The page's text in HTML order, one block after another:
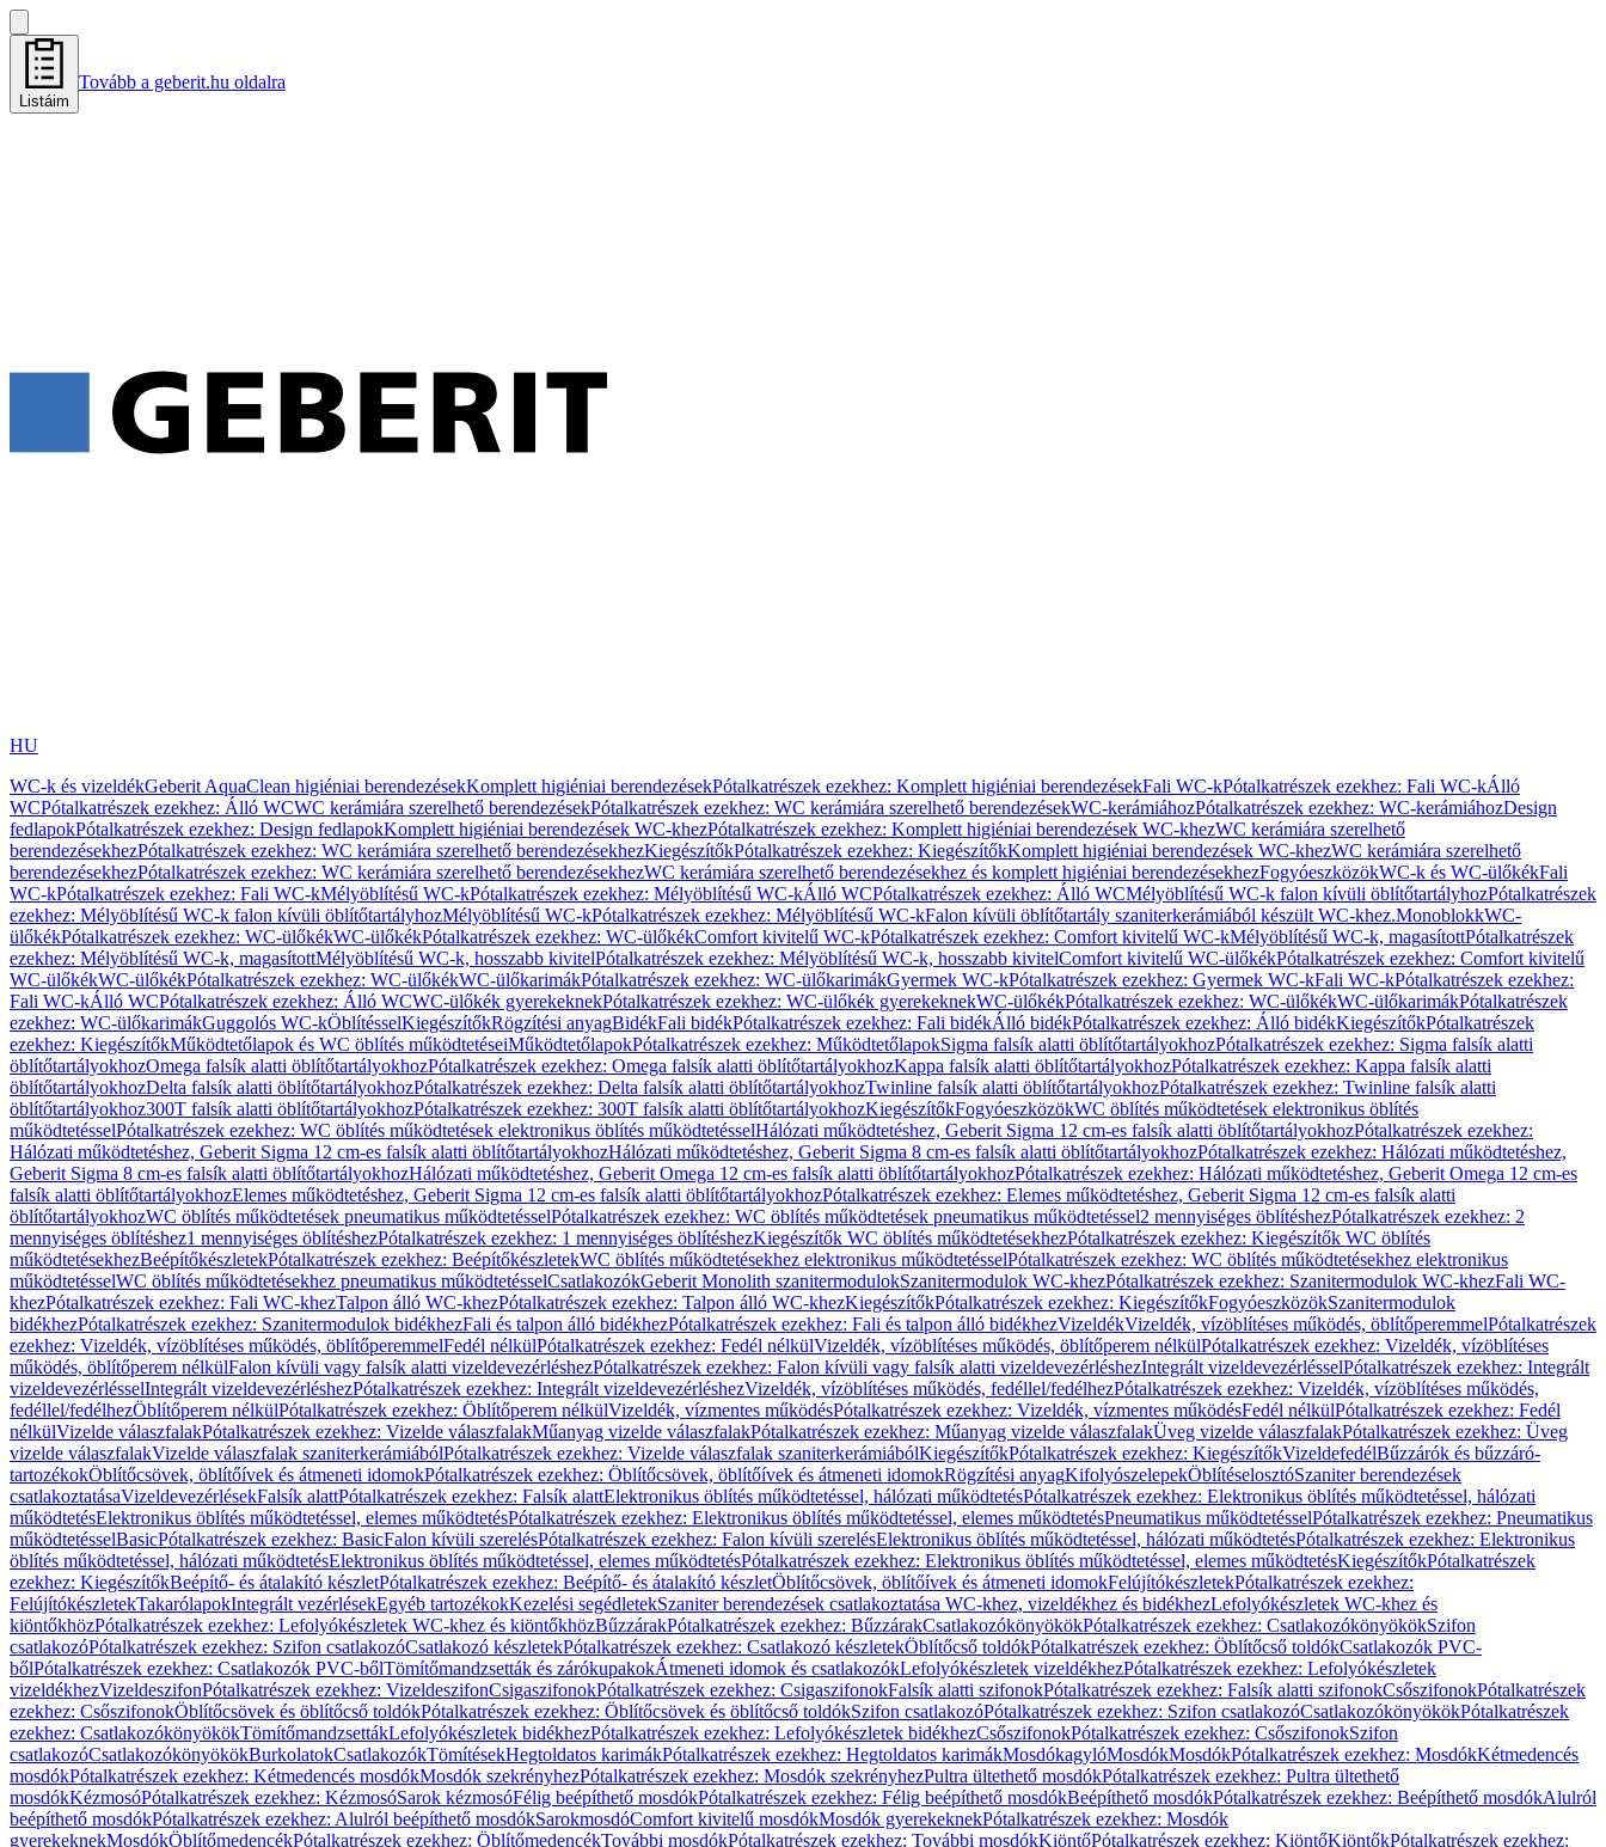
Listáim
Tovább a geberit.hu oldalra
HU
WC-k és vizeldékGeberit AquaClean higiéniai berendezésekKomplett higiéniai berendezésekPótalkatrészek ezekhez: Komplett higiéniai berendezésekFali WC-kPótalkatrészek ezekhez: Fali WC-kÁlló
WCPótalkatrészek ezekhez: Álló WCWC kerámiára szerelhető berendezésekPótalkatrészek ezekhez: WC kerámiára szerelhető berendezésekWC-kerámiáhozPótalkatrészek ezekhez: WC-kerámiáhozDesign
fedlapokPótalkatrészek ezekhez: Design fedlapokKomplett higiéniai berendezések WC-khezPótalkatrészek ezekhez: Komplett higiéniai berendezések WC-khezWC kerámiára szerelhető
berendezésekhezPótalkatrészek ezekhez: WC kerámiára szerelhető berendezésekhezKiegészítőkPótalkatrészek ezekhez: KiegészítőkKomplett higiéniai berendezések WC-khezWC kerámiára szerelhető
berendezésekhezPótalkatrészek ezekhez: WC kerámiára szerelhető berendezésekhezWC kerámiára szerelhető berendezésekhez és komplett higiéniai berendezésekhezFogyóeszközökWC-k és WC-ülőkékFali
WC-kPótalkatrészek ezekhez: Fali WC-kMélyöblítésű WC-kPótalkatrészek ezekhez: Mélyöblítésű WC-kÁlló WCPótalkatrészek ezekhez: Álló WCMélyöblítésű WC-k falon kívüli öblítőtartályhozPótalkatrészek
ezekhez: Mélyöblítésű WC-k falon kívüli öblítőtartályhozMélyöblítésű WC-kPótalkatrészek ezekhez: Mélyöblítésű WC-kFalon kívüli öblítőtartály szaniterkerámiából készült WC-khez.MonoblokkWC-
ülőkékPótalkatrészek ezekhez: WC-ülőkékWC-ülőkékPótalkatrészek ezekhez: WC-ülőkékComfort kivitelű WC-kPótalkatrészek ezekhez: Comfort kivitelű WC-kMélyöblítésű WC-k, magasítottPótalkatrészek
ezekhez: Mélyöblítésű WC-k, magasítottMélyöblítésű WC-k, hosszabb kivitelPótalkatrészek ezekhez: Mélyöblítésű WC-k, hosszabb kivitelComfort kivitelű WC-ülőkékPótalkatrészek ezekhez: Comfort kivitelű
WC-ülőkékWC-ülőkékPótalkatrészek ezekhez: WC-ülőkékWC-ülőkarimákPótalkatrészek ezekhez: WC-ülőkarimákGyermek WC-kPótalkatrészek ezekhez: Gyermek WC-kFali WC-kPótalkatrészek ezekhez:
Fali WC-kÁlló WCPótalkatrészek ezekhez: Álló WCWC-ülőkék gyerekeknekPótalkatrészek ezekhez: WC-ülőkék gyerekeknekWC-ülőkékPótalkatrészek ezekhez: WC-ülőkékWC-ülőkarimákPótalkatrészek
ezekhez: WC-ülőkarimákGuggolós WC-kÖblítésselKiegészítőkRögzítési anyagBidékFali bidékPótalkatrészek ezekhez: Fali bidékÁlló bidékPótalkatrészek ezekhez: Álló bidékKiegészítőkPótalkatrészek
ezekhez: KiegészítőkMűködtetőlapok és WC öblítés működtetéseiMűködtetőlapokPótalkatrészek ezekhez: MűködtetőlapokSigma falsík alatti öblítőtartályokhozPótalkatrészek ezekhez: Sigma falsík alatti
öblítőtartályokhozOmega falsík alatti öblítőtartályokhozPótalkatrészek ezekhez: Omega falsík alatti öblítőtartályokhozKappa falsík alatti öblítőtartályokhozPótalkatrészek ezekhez: Kappa falsík alatti
öblítőtartályokhozDelta falsík alatti öblítőtartályokhozPótalkatrészek ezekhez: Delta falsík alatti öblítőtartályokhozTwinline falsík alatti öblítőtartályokhozPótalkatrészek ezekhez: Twinline falsík alatti
öblítőtartályokhoz300T falsík alatti öblítőtartályokhozPótalkatrészek ezekhez: 300T falsík alatti öblítőtartályokhozKiegészítőkFogyóeszközökWC öblítés működtetések elektronikus öblítés
működtetésselPótalkatrészek ezekhez: WC öblítés működtetések elektronikus öblítés működtetésselHálózati működtetéshez, Geberit Sigma 12 cm-es falsík alatti öblítőtartályokhozPótalkatrészek ezekhez:
Hálózati működtetéshez, Geberit Sigma 12 cm-es falsík alatti öblítőtartályokhozHálózati működtetéshez, Geberit Sigma 8 cm-es falsík alatti öblítőtartályokhozPótalkatrészek ezekhez: Hálózati működtetéshez,
Geberit Sigma 8 cm-es falsík alatti öblítőtartályokhozHálózati működtetéshez, Geberit Omega 12 cm-es falsík alatti öblítőtartályokhozPótalkatrészek ezekhez: Hálózati működtetéshez, Geberit Omega 12 cm-es
falsík alatti öblítőtartályokhozElemes működtetéshez, Geberit Sigma 12 cm-es falsík alatti öblítőtartályokhozPótalkatrészek ezekhez: Elemes működtetéshez, Geberit Sigma 12 cm-es falsík alatti
öblítőtartályokhozWC öblítés működtetések pneumatikus működtetésselPótalkatrészek ezekhez: WC öblítés működtetések pneumatikus működtetéssel2 mennyiséges öblítéshezPótalkatrészek ezekhez: 2
mennyiséges öblítéshez1 mennyiséges öblítéshezPótalkatrészek ezekhez: 1 mennyiséges öblítéshezKiegészítők WC öblítés működtetésekhezPótalkatrészek ezekhez: Kiegészítők WC öblítés
működtetésekhezBeépítőkészletekPótalkatrészek ezekhez: BeépítőkészletekWC öblítés működtetésekhez elektronikus működtetésselPótalkatrészek ezekhez: WC öblítés működtetésekhez elektronikus
működtetésselWC öblítés működtetésekhez pneumatikus működtetésselCsatlakozókGeberit Monolith szanitermodulokSzanitermodulok WC-khezPótalkatrészek ezekhez: Szanitermodulok WC-khezFali WC-
khezPótalkatrészek ezekhez: Fali WC-khezTalpon álló WC-khezPótalkatrészek ezekhez: Talpon álló WC-khezKiegészítőkPótalkatrészek ezekhez: KiegészítőkFogyóeszközökSzanitermodulok
bidékhezPótalkatrészek ezekhez: Szanitermodulok bidékhezFali és talpon álló bidékhezPótalkatrészek ezekhez: Fali és talpon álló bidékhezVizeldékVizeldék, vízöblítéses működés, öblítőperemmelPótalkatrészek
ezekhez: Vizeldék, vízöblítéses működés, öblítőperemmelFedél nélkülPótalkatrészek ezekhez: Fedél nélkülVizeldék, vízöblítéses működés, öblítőperem nélkülPótalkatrészek ezekhez: Vizeldék, vízöblítéses
működés, öblítőperem nélkülFalon kívüli vagy falsík alatti vizeldevezérléshezPótalkatrészek ezekhez: Falon kívüli vagy falsík alatti vizeldevezérléshezIntegrált vizeldevezérlésselPótalkatrészek ezekhez: Integrált
vizeldevezérlésselIntegrált vizeldevezérléshezPótalkatrészek ezekhez: Integrált vizeldevezérléshezVizeldék, vízöblítéses működés, fedéllel/fedélhezPótalkatrészek ezekhez: Vizeldék, vízöblítéses működés,
fedéllel/fedélhezÖblítőperem nélkülPótalkatrészek ezekhez: Öblítőperem nélkülVizeldék, vízmentes működésPótalkatrészek ezekhez: Vizeldék, vízmentes működésFedél nélkülPótalkatrészek ezekhez: Fedél
nélkülVizelde válaszfalakPótalkatrészek ezekhez: Vizelde válaszfalakMűanyag vizelde válaszfalakPótalkatrészek ezekhez: Műanyag vizelde válaszfalakÜveg vizelde válaszfalakPótalkatrészek ezekhez: Üveg
vizelde válaszfalakVizelde válaszfalak szaniterkerámiábólPótalkatrészek ezekhez: Vizelde válaszfalak szaniterkerámiábólKiegészítőkPótalkatrészek ezekhez: KiegészítőkVizeldefedélBűzzárók és bűzzáró-
tartozékokÖblítőcsövek, öblítőívek és átmeneti idomokPótalkatrészek ezekhez: Öblítőcsövek, öblítőívek és átmeneti idomokRögzítési anyagKifolyószelepekÖblítéselosztóSzaniter berendezések
csatlakoztatásaVizeldevezérlésekFalsík alattPótalkatrészek ezekhez: Falsík alattElektronikus öblítés működtetéssel, hálózati működtetésPótalkatrészek ezekhez: Elektronikus öblítés működtetéssel, hálózati
működtetésElektronikus öblítés működtetéssel, elemes működtetésPótalkatrészek ezekhez: Elektronikus öblítés működtetéssel, elemes működtetésPneumatikus működtetésselPótalkatrészek ezekhez: Pneumatikus
működtetésselBasicPótalkatrészek ezekhez: BasicFalon kívüli szerelésPótalkatrészek ezekhez: Falon kívüli szerelésElektronikus öblítés működtetéssel, hálózati működtetésPótalkatrészek ezekhez: Elektronikus
öblítés működtetéssel, hálózati működtetésElektronikus öblítés működtetéssel, elemes működtetésPótalkatrészek ezekhez: Elektronikus öblítés működtetéssel, elemes működtetésKiegészítőkPótalkatrészek
ezekhez: KiegészítőkBeépítő- és átalakító készletPótalkatrészek ezekhez: Beépítő- és átalakító készletÖblítőcsövek, öblítőívek és átmeneti idomokFelújítókészletekPótalkatrészek ezekhez:
FelújítókészletekTakarólapokIntegrált vezérlésekEgyéb tartozékokKezelési segédletekSzaniter berendezések csatlakoztatása WC-khez, vizeldékhez és bidékhezLefolyókészletek WC-khez és
kiöntőkhözPótalkatrészek ezekhez: Lefolyókészletek WC-khez és kiöntőkhözBűzzárakPótalkatrészek ezekhez: BűzzárakCsatlakozókönyökökPótalkatrészek ezekhez: CsatlakozókönyökökSzifon
csatlakozóPótalkatrészek ezekhez: Szifon csatlakozóCsatlakozó készletekPótalkatrészek ezekhez: Csatlakozó készletekÖblítőcső toldókPótalkatrészek ezekhez: Öblítőcső toldókCsatlakozók PVC-
bőlPótalkatrészek ezekhez: Csatlakozók PVC-bőlTömítőmandzsetták és zárókupakokÁtmeneti idomok és csatlakozókLefolyókészletek vizeldékhezPótalkatrészek ezekhez: Lefolyókészletek
vizeldékhezVizeldeszifonPótalkatrészek ezekhez: VizeldeszifonCsigaszifonokPótalkatrészek ezekhez: CsigaszifonokFalsík alatti szifonokPótalkatrészek ezekhez: Falsík alatti szifonokCsőszifonokPótalkatrészek
ezekhez: CsőszifonokÖblítőcsövek és öblítőcső toldókPótalkatrészek ezekhez: Öblítőcsövek és öblítőcső toldókSzifon csatlakozóPótalkatrészek ezekhez: Szifon csatlakozóCsatlakozókönyökökPótalkatrészek
ezekhez: CsatlakozókönyökökTömítőmandzsettákLefolyókészletek bidékhezPótalkatrészek ezekhez: Lefolyókészletek bidékhezCsőszifonokPótalkatrészek ezekhez: CsőszifonokSzifon
csatlakozóCsatlakozókönyökökBurkolatokCsatlakozókTömítésekHegtoldatos karimákPótalkatrészek ezekhez: Hegtoldatos karimákMosdókagylóMosdókMosdókPótalkatrészek ezekhez: MosdókKétmedencés
mosdókPótalkatrészek ezekhez: Kétmedencés mosdókMosdók szekrényhezPótalkatrészek ezekhez: Mosdók szekrényhezPultra ültethető mosdókPótalkatrészek ezekhez: Pultra ültethető
mosdókKézmosóPótalkatrészek ezekhez: KézmosóSarok kézmosóFélig beépíthető mosdókPótalkatrészek ezekhez: Félig beépíthető mosdókBeépíthető mosdókPótalkatrészek ezekhez: Beépíthető mosdókAlulról
beépíthető mosdókPótalkatrészek ezekhez: Alulról beépíthető mosdókSarokmosdóComfort kivitelű mosdókMosdók gyerekeknekPótalkatrészek ezekhez: Mosdók
gyerekeknekMosdókÖblítőmedencékPótalkatrészek ezekhez: ÖblítőmedencékTovábbi mosdókPótalkatrészek ezekhez: További mosdókKiöntőPótalkatrészek ezekhez: KiöntőKiöntőkPótalkatrészek ezekhez: